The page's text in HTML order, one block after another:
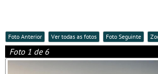
Foto Anterior Ver todas as fotos Foto Seguinte
Foto 1 de 6